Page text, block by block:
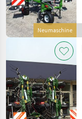
Neumaschine